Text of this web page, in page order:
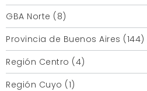
GBA Norte (8)
Provincia de Buenos Aires (144)
Región Centro (4)
Región Cuyo (1)